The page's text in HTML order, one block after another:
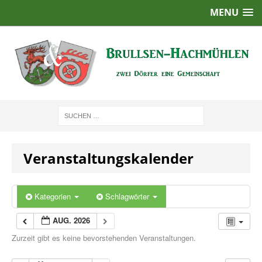
MENU
Veranstaltungskalender
Kategorien Schlagwörter
AUG. 2026
Zurzeit gibt es keine bevorstehenden Veranstaltungen.